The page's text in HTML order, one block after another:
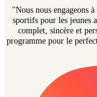
"Nous nous engageons
sportifs pour les jeunes
complet, sincère et
programme pour le